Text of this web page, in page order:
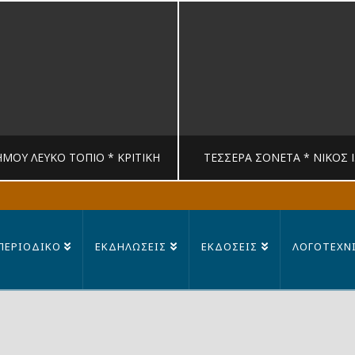
ΛΕΥΚΟ ΤΟΠΙΟ * ΚΡΙΤΙΚΉ
MANDRAGORAS
ΤΈΣΣΕΡΑ ΣΟΝΈΤΑ * ΝΊΚΟΣ
ΕΚΔΗΛΩΣΕΙΣ ΕΚΔΟΣΕΙΣ